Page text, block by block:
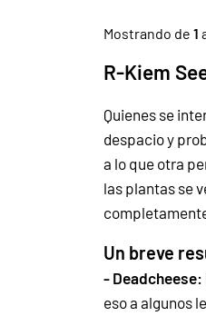
Mostrando de 1
R-Kiem
Quienes se
despacio y
a lo que otra
las plantas se
Un breve
- Deadcheese:
eso a algunos